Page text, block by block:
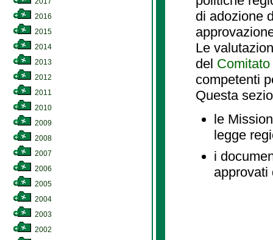
2016
2015
2014
2013
2012
2011
2010
2009
2008
2007
2006
2005
2004
2003
2002
di adozione
Le
del
competenti
Questa
le
legge
i
approvati